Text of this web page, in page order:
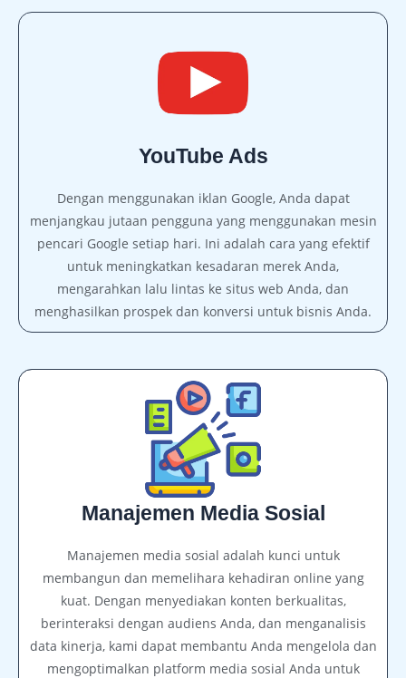
YouTube Ads
Dengan menggunakan iklan Google, Anda dapat
menjangkau jutaan pengguna yang menggunakan mesin
pencari Google setiap hari. Ini adalah cara yang efektif
untuk meningkatkan kesadaran merek Anda,
mengarahkan lalu lintas ke situs web Anda, dan
menghasilkan prospek dan konversi untuk bisnis Anda.
Manajemen Media Sosial
Manajemen media sosial adalah kunci untuk
membangun dan memelihara kehadiran online yang
kuat. Dengan menyediakan konten berkualitas,
berinteraksi dengan audiens Anda, dan menganalisis
data kinerja, kami dapat membantu Anda mengelola dan
mengoptimalkan platform media sosial Anda untuk